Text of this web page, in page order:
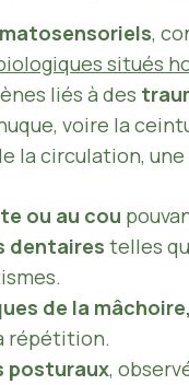
,
situés
liés à des
voire la
la circulation,
ou au cou
dentaires telles
de la
répétition.
posturaux,